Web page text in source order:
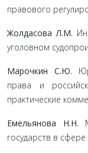
правового
Жолдасова Л.М.
уголовном
Марочкин С.Ю.
права и
практические
Емельянова Н.Н.
государств в